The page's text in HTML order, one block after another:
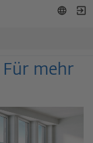
mehr